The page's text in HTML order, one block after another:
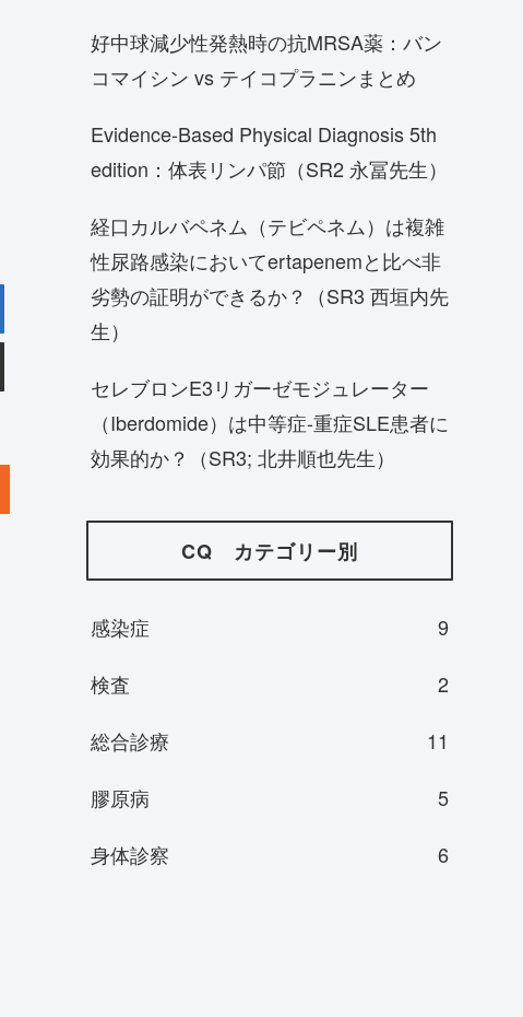
好中球減少性発熱時の抗MRSA薬：バン
コマイシン vs テイコプラニンまとめ
Evidence-Based Physical Diagnosis 5th
edition：体表リンパ節（SR2 永冨先生）
経口カルバペネム（テビペネム）は複雑
性尿路感染においてertapenemと比べ非
劣勢の証明ができるか？（SR3 西垣内先
生）
セレブロンE3リガーゼモジュレーター
（Iberdomide）は中等症-重症SLE患者に
効果的か？（SR3; 北井順也先生）
CQ カテゴリー別
感染症
9
検査
2
総合診療
11
膠原病
5
身体診察
6